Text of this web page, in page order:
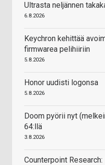
Ultrasta neljännen
6.8.2026
Keychron kehittää
firmwarea pelihiiriin
5.8.2026
Honor uudisti logonsa
5.8.2026
Doom pyörii nyt
64:llä
3.8.2026
Counterpoint